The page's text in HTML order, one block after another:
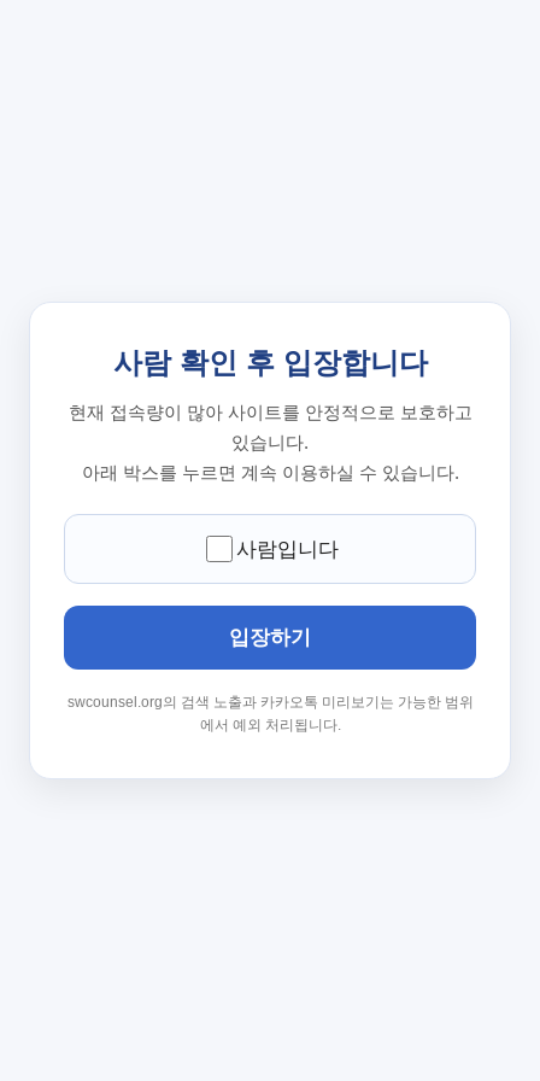
사람 확인 후 입장합니다
현재 접속량이 많아 사이트를 안정적으로 보호하고
있습니다.
아래 박스를 누르면 계속 이용하실 수 있습니다.
사람입니다
입장하기
swcounsel.org의 검색 노출과 카카오톡 미리보기는 가능한 범위
에서 예외 처리됩니다.